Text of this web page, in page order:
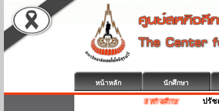
หน้าหลัก นักศึกษา
สหกิจศึกษา ยินดีต้อนรับปรั